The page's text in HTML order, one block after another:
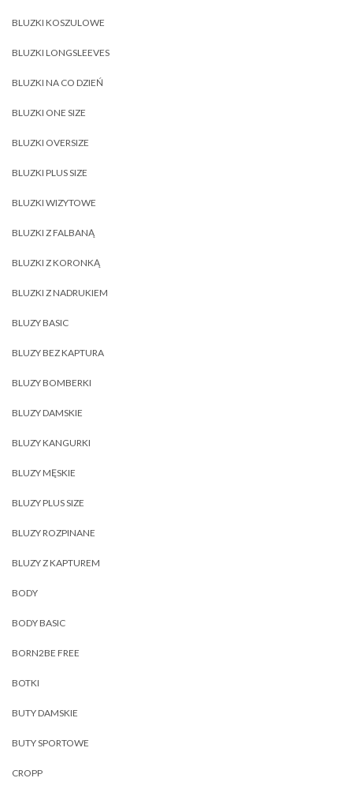
BLUZKI KOSZULOWE
BLUZKI LONGSLEEVES
BLUZKI NA CO DZIEŃ
BLUZKI ONE SIZE
BLUZKI OVERSIZE
BLUZKI PLUS SIZE
BLUZKI WIZYTOWE
BLUZKI Z FALBANĄ
BLUZKI Z KORONKĄ
BLUZKI Z NADRUKIEM
BLUZY BASIC
BLUZY BEZ KAPTURA
BLUZY BOMBERKI
BLUZY DAMSKIE
BLUZY KANGURKI
BLUZY MĘSKIE
BLUZY PLUS SIZE
BLUZY ROZPINANE
BLUZY Z KAPTUREM
BODY
BODY BASIC
BORN2BE FREE
BOTKI
BUTY DAMSKIE
BUTY SPORTOWE
CROPP